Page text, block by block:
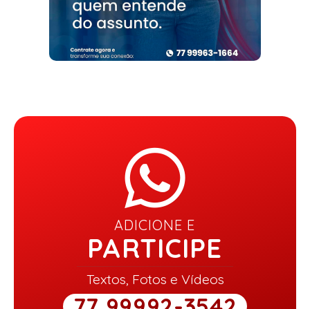
ADICIONE E
PARTICIPE
Textos, Fotos e Vídeos